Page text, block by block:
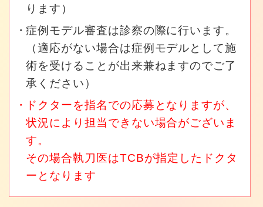
ります）
症例モデル審査は診察の際に行います。
（適応がない場合は症例モデルとして施
術を受けることが出来兼ねますのでご了
承ください）
ドクターを指名での応募となりますが、
状況により担当できない場合がございま
す。
その場合執刀医はTCBが指定したドクタ
ーとなります